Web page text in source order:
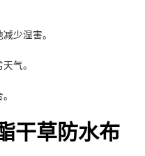
少湿害。
气。
干草防水布